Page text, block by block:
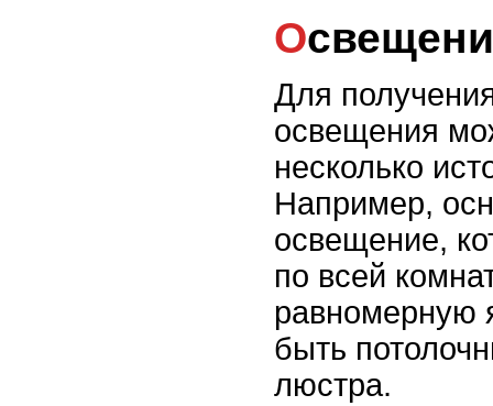
Для
освещения
несколько
Например,
освещение,
по всей
равномерную
быть
люстра.